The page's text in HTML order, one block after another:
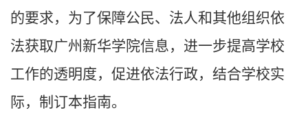
的要求，为了保障公民、法人和其他组织依
法获取广州 新华学院信息，进一步提高学校
工作的透明度，促进依法行政，结合学校实
际， 制 订本指南。